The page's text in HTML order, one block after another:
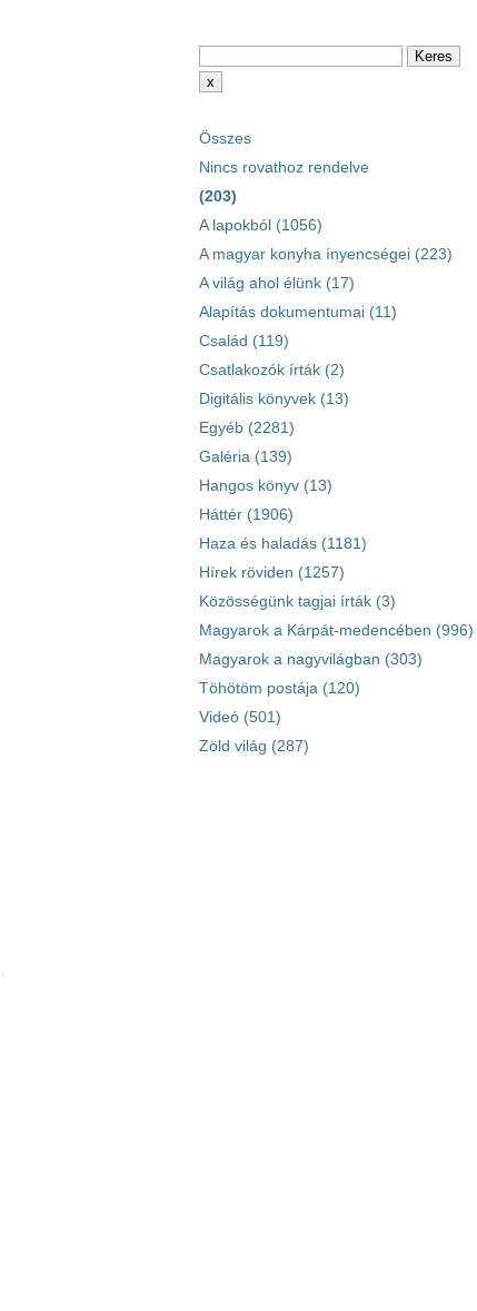
Összes
Nincs rovathoz rendelve
(203)
A lapokból (1056)
A magyar konyha ínyencségei (223)
A világ ahol élünk (17)
Alapítás dokumentumai (11)
Család (119)
Csatlakozók írták (2)
Digitális könyvek (13)
Egyéb (2281)
Galéria (139)
Hangos könyv (13)
Háttér (1906)
Haza és haladás (1181)
Hírek röviden (1257)
Közösségünk tagjai írták (3)
Magyarok a Kárpát-medencében (996)
Magyarok a nagyvilágban (303)
Töhötöm postája (120)
Videó (501)
Zöld világ (287)